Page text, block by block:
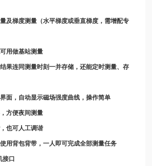
及梯度测量（水平梯度或垂直梯度，需增配专
用做基站测量
果连同测量时刻一并存储，还能定时测量、存
面，自动显示磁场强度曲线，操作简单
方便夜间测量
也可人工调谐
用背包背带，一人即可完成全部测量任务
接口